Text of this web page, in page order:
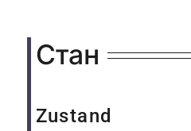
Стан
Zustand